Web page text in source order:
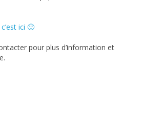
ici 🙂
pour plus d’information et